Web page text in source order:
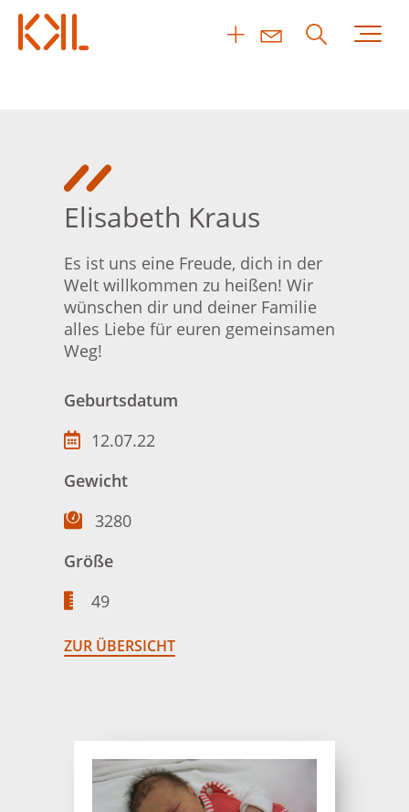
Elisabeth Kraus
Es ist uns eine Freude, dich in der
Welt willkommen zu heißen! Wir
wünschen dir und deiner Familie
alles Liebe für euren gemeinsamen
Weg!
Geburtsdatum
12.07.22
Gewicht
3280
Größe
49
ZUR ÜBERSICHT